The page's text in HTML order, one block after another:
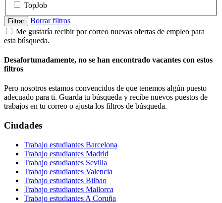
TopJob
Filtrar
Borrar filtros
Me gustaría recibir por correo nuevas ofertas de empleo para
esta búsqueda.
Desafortunadamente, no se han encontrado vacantes con estos
filtros
Pero nosotros estamos convencidos de que tenemos algún puesto
adecuado para ti. Guarda tu búsqueda y recibe nuevos puestos de
trabajos en tu correo o ajusta los filtros de búsqueda.
Ciudades
Trabajo estudiantes Barcelona
Trabajo estudiantes Madrid
Trabajo estudiantes Sevilla
Trabajo estudiantes Valencia
Trabajo estudiantes Bilbao
Trabajo estudiantes Mallorca
Trabajo estudiantes A Coruña